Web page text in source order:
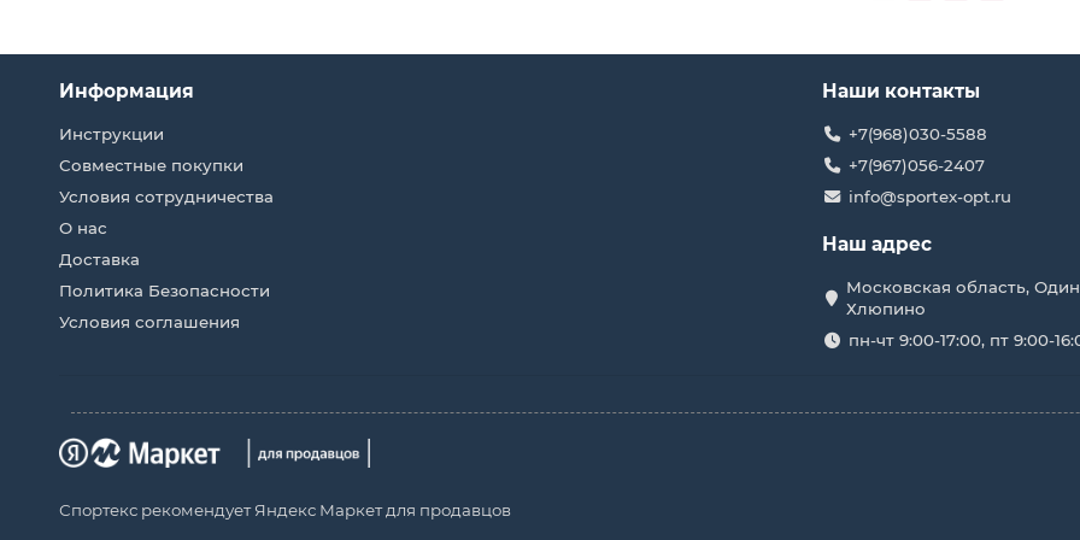
Информация
Инструкции
Совместные покупки
Условия сотрудничества
О нас
Доставка
Политика Безопасности
Условия соглашения
Наши контакты
+7(968)030-5588
+7(967)056-2407
info@sportex-opt.ru
Наш адрес
Московская область,
Хлюпино
пн-чт 9:00-17:00, пт 9:00-
Спортекс рекомендует Яндекс Маркет для продавцов